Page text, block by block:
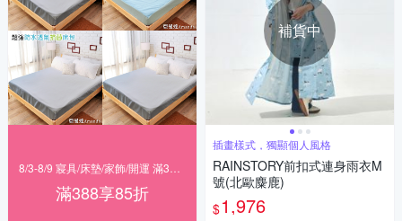
滿388享85折
補貨中
插畫樣式，獨顯個人風格
RAINSTORY前扣式連身雨衣M
號(北歐麋鹿)
$1,976